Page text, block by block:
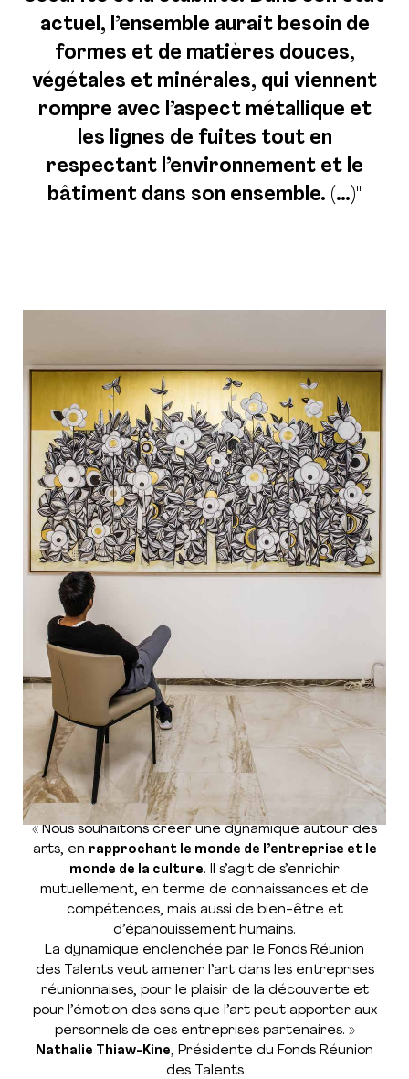
actuel, l’ensemble aurait besoin de
formes et de matières douces,
végétales et minérales, qui viennent
rompre avec l’aspect métallique et
les lignes de fuites tout en
respectant l’environnement et le
bâtiment dans son ensemble. (…)"
« Nous souhaitons créer une dynamique autour des
arts, en rapprochant le monde de l’entreprise et le
monde de la culture. Il s’agit de s’enrichir
mutuellement, en terme de connaissances et de
compétences, mais aussi de bien-être et
d’épanouissement humains.
La dynamique enclenchée par le Fonds Réunion
des Talents veut amener l’art dans les entreprises
réunionnaises, pour le plaisir de la découverte et
pour l’émotion des sens que l’art peut apporter aux
personnels de ces entreprises partenaires. »
Nathalie Thiaw-Kine, Présidente du Fonds Réunion
des Talents